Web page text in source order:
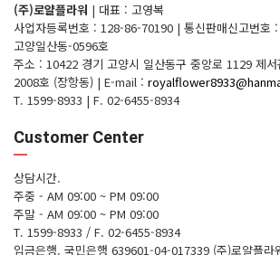
(주)로얄플라워 | 대표 : 고영복
사업자등록번호 : 128-86-70190 | 통신판매신고번호
고양일산동-0596호
주소 : 10422 경기 고양시 일산동구 중앙로 1129 제서
2008호 (장항동) | E-mail :
T. 1599-8933 | F. 02-6455-8934
Customer Center
상담시간.
주중 - AM 09:00 ~ PM 09:00
주말 - AM 09:00 ~ PM 09:00
T. 1599-8933 / F. 02-6455-8934
입금은행. 국민은행 639601-04-017339 (주)로얄플라